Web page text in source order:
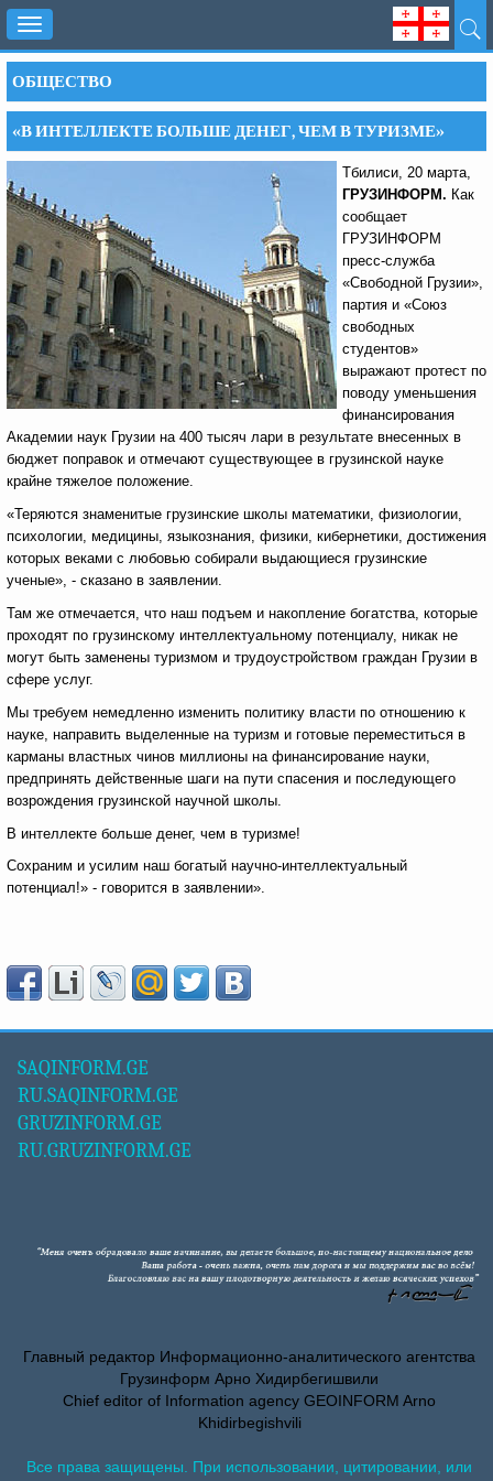
Toggle
navigation
ОБЩЕСТВО
«В ИНТЕЛЛЕКТЕ БОЛЬШЕ ДЕНЕГ, ЧЕМ В ТУРИЗМЕ»
Тбилиси, 20 марта,
ГРУЗИНФОРМ. Как
сообщает
ГРУЗИНФОРМ
пресс-служба
«Свободной Грузии»,
партия и «Союз
свободных
студентов»
выражают протест по
поводу уменьшения
финансирования
Академии наук Грузии на 400 тысяч лари в результате внесенных в
бюджет поправок и отмечают существующее в грузинской науке
крайне тяжелое положение.
«Теряются знаменитые грузинские школы математики, физиологии,
психологии, медицины, языкознания, физики, кибернетики, достижения
которых веками с любовью собирали выдающиеся грузинские
ученые», - сказано в заявлении.
Там же отмечается, что наш подъем и накопление богатства, которые
проходят по грузинскому интеллектуальному потенциалу, никак не
могут быть заменены туризмом и трудоустройством граждан Грузии в
сфере услуг.
Мы требуем немедленно изменить политику власти по отношению к
науке, направить выделенные на туризм и готовые переместиться в
карманы властных чинов миллионы на финансирование науки,
предпринять действенные шаги на пути спасения и последующего
возрождения грузинской научной школы.
В интеллекте больше денег, чем в туризме!
Сохраним и усилим наш богатый научно-интеллектуальный
потенциал!» - говорится в заявлении».
SAQINFORM.GE
RU.SAQINFORM.GE
GRUZINFORM.GE
RU.GRUZINFORM.GE
Главный редактор Информационно-аналитического агентства
Грузинформ Арно Хидирбегишвили
Chief editor of Information agency GEOINFORM Arno
Khidirbegishvili
Все права защищены. При использовании, цитировании, или